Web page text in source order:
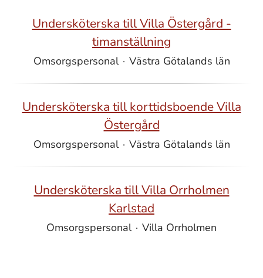
Undersköterska till Villa Östergård -
timanställning
Omsorgspersonal · Västra Götalands län
Undersköterska till korttidsboende Villa
Östergård
Omsorgspersonal · Västra Götalands län
Undersköterska till Villa Orrholmen
Karlstad
Omsorgspersonal · Villa Orrholmen